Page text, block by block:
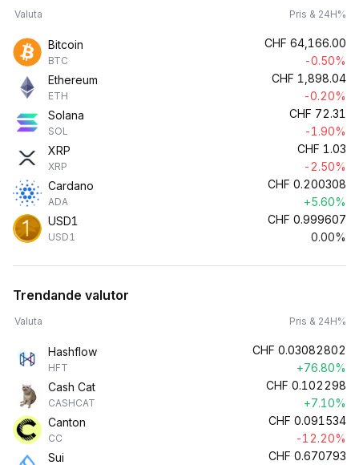
Valuta Pris & 24H%
Bitcoin
BTC
CHF 64,166.00
-0.50%
Ethereum
ETH
CHF 1,898.04
-0.20%
Solana
SOL
CHF 72.31
-1.90%
XRP
XRP
CHF 1.03
-2.50%
Cardano
ADA
CHF 0.200308
+5.60%
USD1
USD1
CHF 0.999607
0.00%
Trendande valutor
Valuta Pris & 24H%
Hashflow
HFT
CHF 0.03082802
+76.80%
Cash Cat
CASHCAT
CHF 0.102298
+7.10%
Canton
CC
CHF 0.091534
-12.20%
Sui
CHF 0.670793